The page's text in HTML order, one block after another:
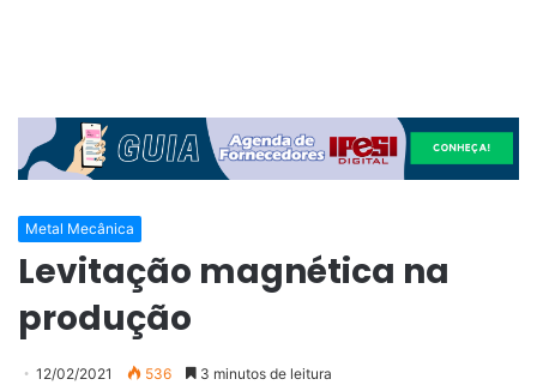
Metal Mecânica
Levitação magnética na
produção
12/02/2021 536 3 minutos de leitura